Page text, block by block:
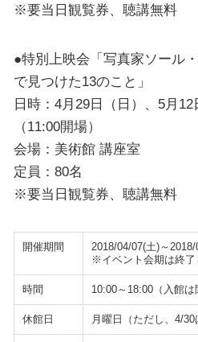
※要当日観覧券、聴講無料
●特別上映会「写真家ソール
で見つけた13のこと」
日時：4月29日（日）、5月
（11:00開場）
会場：美術館 講座室
定員：80名
※要当日観覧券、聴講無料
開催期間
2018/04/07(土)～2018/
※イベント会期は終了
時間 10:00～18:00（入館は
休館日 月曜日（ただし、4/30